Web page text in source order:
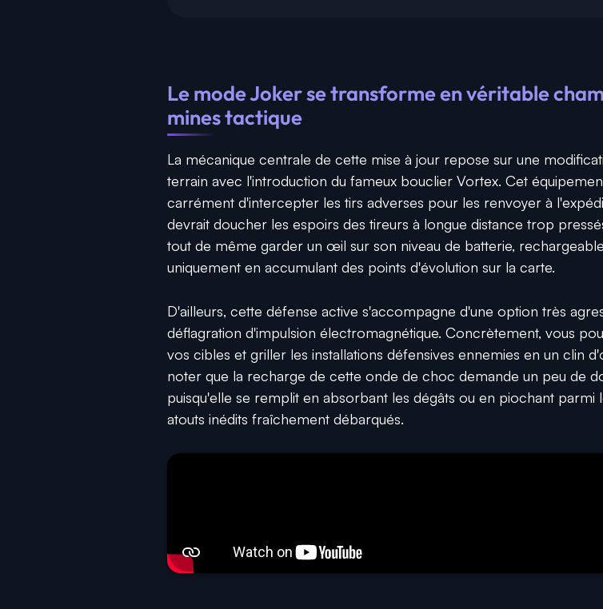
Le mode Joker se transforme en véritable
mines tactique
La mécanique centrale de cette mise à jour repose sur une
terrain avec l'introduction du fameux bouclier Vortex. Cet
carrément d'intercepter les tirs adverses pour les renvoyer à
devrait doucher les espoirs des tireurs à longue distance trop
tout de même garder un œil sur son niveau de batterie, rechargeable
uniquement en accumulant des points d'évolution sur la carte.
D'ailleurs, cette défense active s'accompagne d'une option très
déflagration d'impulsion électromagnétique. Concrètement, vous
vos cibles et griller les installations défensives ennemies en un clin
noter que la recharge de cette onde de choc demande un peu de
puisqu'elle se remplit en absorbant les dégâts ou en piochant parmi
atouts inédits fraîchement débarqués.